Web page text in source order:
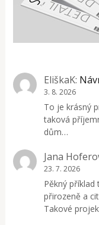
EliškaK:
3. 8. 2026
To je krásný
taková
dům…
Jana
23. 7. 2026
Pěkný
přirozeně a
Takové